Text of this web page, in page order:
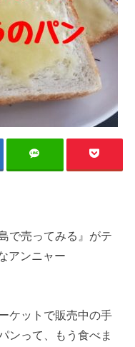
で売ってみる』がテ
アンニャー
ケットで販売中の手
ンって、もう食べま